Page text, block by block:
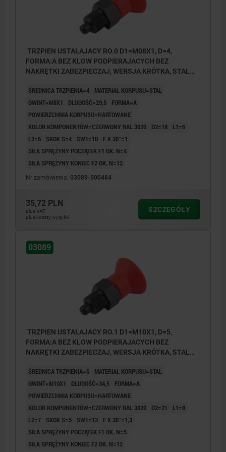
TRZPIEN USTALAJACY RO.0 D1=M08X1, D=4,
FORMA:A BEZ KLOW PODPIERAJACYCH BEZ
NAKRĘTKI ZABEZPIECZAJ, WERSJA KRÓTKA, STAL
RAL3020
ŚREDNICA TRZPIENIA=4
MATERIAŁ KORPUSU=STAL
GWINT=M8X1
DŁUGOŚĆ=29,5
FORMA=A
POWIERZCHNIA KORPUSU=HARTOWANE
KOLOR KOMPONENTÓW=CZERWONY RAL 3020
D2=18
L1=6
L2=6
SKOK S=4 SW1=10
F X 30°=1
SIŁA SPRĘŻYNY POCZĄTEK F1 OK. N=4
SIŁA SPRĘŻYNY KONIEC F2 OK. N=12
Nr zamówienia: 03089-500484
35,72 PLN
plus VAT
plus koszty wysyłki
SZCZEGÓŁY
03089
TRZPIEN USTALAJACY RO.1 D1=M10X1, D=5,
FORMA:A BEZ KLOW PODPIERAJACYCH BEZ
NAKRĘTKI ZABEZPIECZAJ, WERSJA KRÓTKA, STAL
RAL3020
ŚREDNICA TRZPIENIA=5
MATERIAŁ KORPUSU=STAL
GWINT=M10X1
DŁUGOŚĆ=34,5
FORMA=A
POWIERZCHNIA KORPUSU=HARTOWANE
KOLOR KOMPONENTÓW=CZERWONY RAL 3020
D2=21
L1=8
L2=7
SKOK S=5 SW1=13
F X 30°=1,3
SIŁA SPRĘŻYNY POCZĄTEK F1 OK. N=5
SIŁA SPRĘŻYNY KONIEC F2 OK. N=12